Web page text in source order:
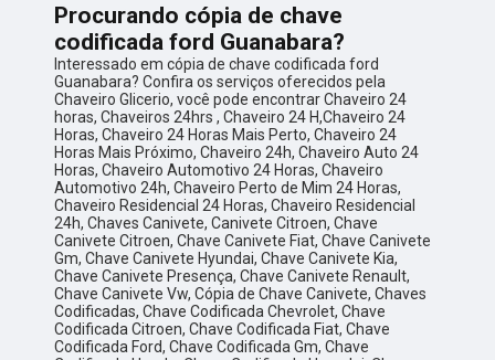
Procurando cópia de chave
codificada ford Guanabara?
Interessado em cópia de chave codificada ford
Guanabara? Confira os serviços oferecidos pela
Chaveiro Glicerio, você pode encontrar Chaveiro 24
horas, Chaveiros 24hrs , Chaveiro 24 H,Chaveiro 24
Horas, Chaveiro 24 Horas Mais Perto, Chaveiro 24
Horas Mais Próximo, Chaveiro 24h, Chaveiro Auto 24
Horas, Chaveiro Automotivo 24 Horas, Chaveiro
Automotivo 24h, Chaveiro Perto de Mim 24 Horas,
Chaveiro Residencial 24 Horas, Chaveiro Residencial
24h, Chaves Canivete, Canivete Citroen, Chave
Canivete Citroen, Chave Canivete Fiat, Chave Canivete
Gm, Chave Canivete Hyundai, Chave Canivete Kia,
Chave Canivete Presença, Chave Canivete Renault,
Chave Canivete Vw, Cópia de Chave Canivete, Chaves
Codificadas, Chave Codificada Chevrolet, Chave
Codificada Citroen, Chave Codificada Fiat, Chave
Codificada Ford, Chave Codificada Gm, Chave